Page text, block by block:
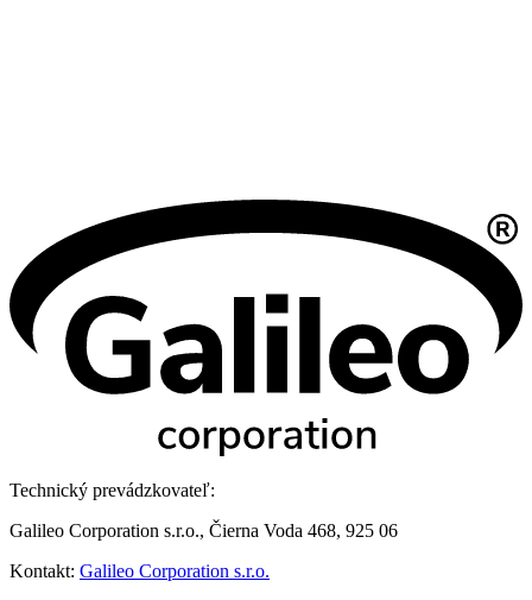
Technický prevádzkovateľ:
Galileo Corporation s.r.o., Čierna Voda 468, 925 06
Kontakt: Galileo Corporation s.r.o.